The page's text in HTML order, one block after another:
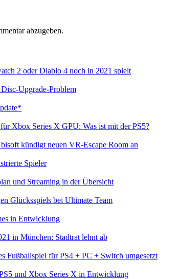
abzugeben.
2 oder Diablo 4 noch in 2021 spielt
Upgrade-Problem
Xbox Series X GPU: Was ist mit der PS5?
kündigt neuen VR-Escape Room an
Spieler
und Streaming in der Übersicht
Glücksspiels bei Ultimate Team
in Entwicklung
in München: Stadtrat lehnt ab
Fußballspiel für PS4 + PC + Switch umgesetzt
und Xbox Series X in Entwicklung